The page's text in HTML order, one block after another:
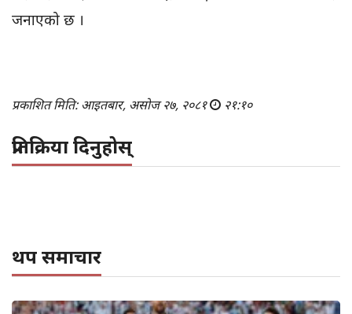
जनाएको छ ।
प्रकाशित मिति: आइतबार, असोज २७, २०८१ २१:१०
प्रतिक्रिया दिनुहोस्
थप समाचार